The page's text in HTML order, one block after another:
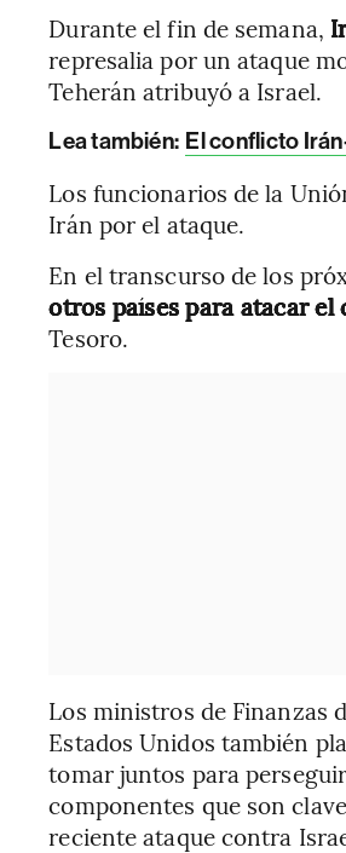
Durante el fin de semana,
represalia por un ataque
Teherán atribuyó a Israel.
Lea también: El conflicto
Los funcionarios de la
Irán por el ataque.
En el transcurso de los
otros países para atacar
Tesoro.
Los ministros de Finanzas
Estados Unidos también
tomar juntos para
componentes que son
reciente ataque contra